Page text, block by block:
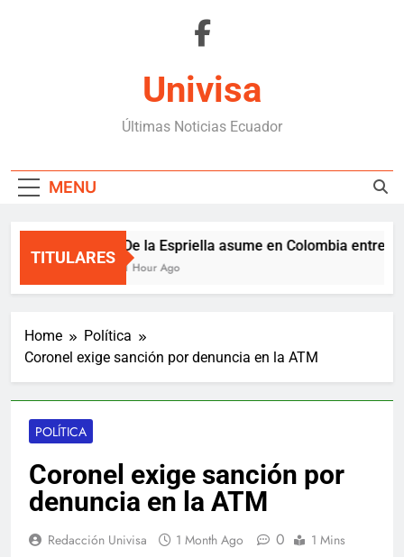
Univisa
Últimas Noticias Ecuador
MENU
TITULARES
De la Espriella asume en Colombia entre
1 Hour Ago
Home
Política
Coronel exige sanción por denuncia en la ATM
POLÍTICA
Coronel exige sanción por
denuncia en la ATM
Redacción Univisa 1 Month Ago 0 1 Mins